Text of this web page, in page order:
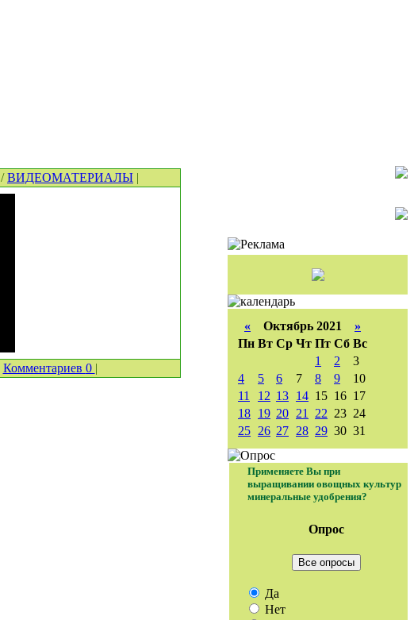
/ВИДЕОМАТЕРИАЛЫ |
Комментариев 0 |
« Октябрь 2021 »
Пн Вт Ср Чт Пт Сб Вс
1
2
3
4
5 6 7 8 9
10
11
12 13 14 15 16 17
18 19 20 21 22 23 24
25 26 27 28 29 30 31
Применяете Вы при
выращивании овощных культур
минеральные удобрения?
Опрос
Все опросы
Да
Нет